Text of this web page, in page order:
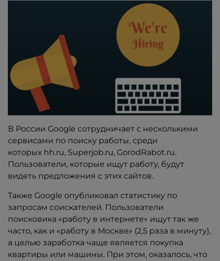
В России Google сотрудничает с несколькими
сервисами по поиску работы, среди
которых hh.ru, Superjob.ru, GorodRabot.ru.
Пользователи, которые ищут работу, будут
видеть предложения с этих сайтов.
Также Google опубликовал статистику по
запросам соискателей. Пользователи
поисковика «работу в интернете» ищут так же
часто, как и «работу в Москве» (2,5 раза в минуту),
а целью заработка чаще является покупка
квартиры или машины. При этом, оказалось, что